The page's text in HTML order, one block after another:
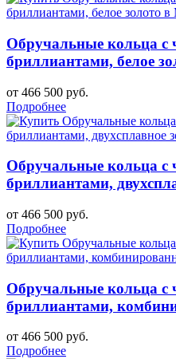
Обручальные кольца
бриллиантами, белое
от 466 500 руб.
Подробнее
Обручальные кольца
бриллиантами,
от 466 500 руб.
Подробнее
Обручальные кольца
бриллиантами,
от 466 500 руб.
Подробнее